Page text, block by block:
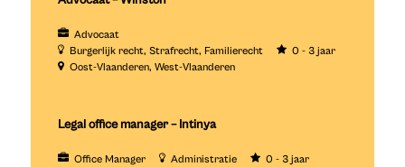
Advocaat
Burgerlijk recht Strafrecht Familierecht
0 - 3 jaar
Oost-Vlaanderen West-Vlaanderen
Legal office manager – Intinya
Office Manager Administratie
0 - 3 jaar